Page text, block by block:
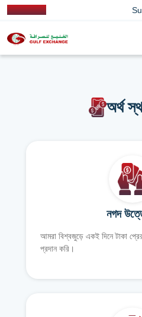
অর্থ
নগদ
আমরা বিশ্বজুড়ে একই দিনে টাকা
প্রদান করি।